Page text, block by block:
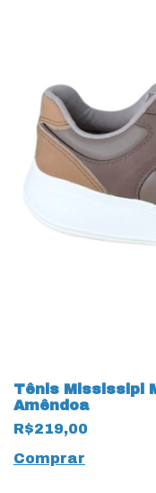
Tênis Mississipi
Amêndoa
R$219,00
Comprar